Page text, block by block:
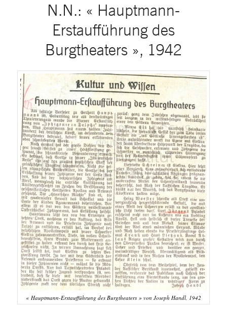
N.N.: « Hauptmann-
Erstaufführung des
Burgtheaters », 1942
« Hauptmann-Erstaufführung des Burgtheaters » von Joseph Handl, 1942